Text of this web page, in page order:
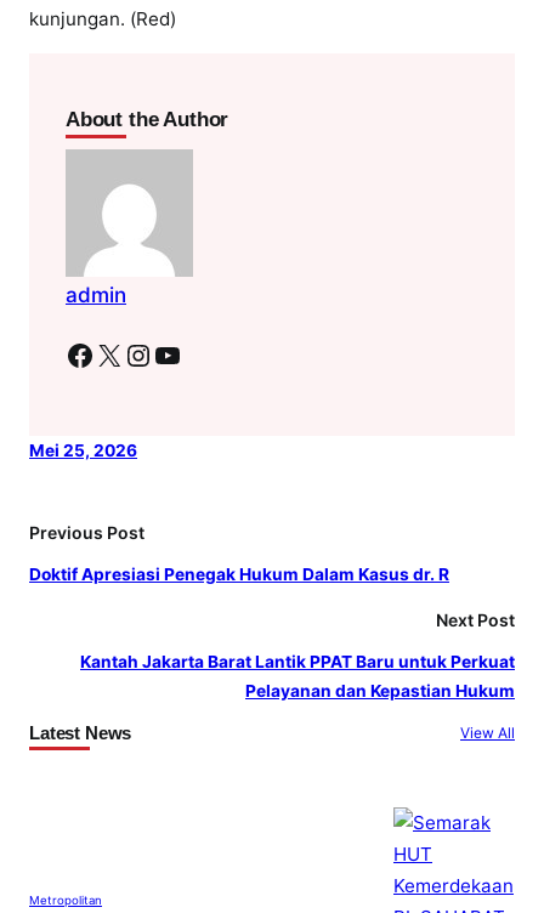
kunjungan. (Red)
About the Author
admin
Facebook X Instagram YouTube
Mei 25, 2026
Previous Post
Doktif Apresiasi Penegak Hukum Dalam Kasus dr. R
Next Post
Kantah Jakarta Barat Lantik PPAT Baru untuk Perkuat
Pelayanan dan Kepastian Hukum
Latest News View All
Metropolitan